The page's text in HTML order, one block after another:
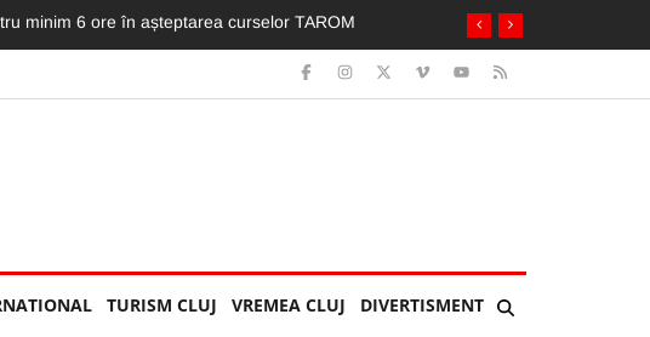
în prima zi de festival. Vouă care v-au plăcut?
TURISM CLUJ VREMEA CLUJ DIVERTISMENT